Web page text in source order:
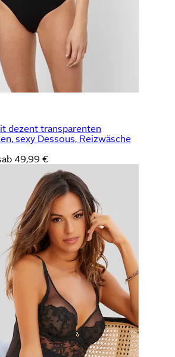
dezent transparenten
sexy Dessous, Reizwäsche
ab 49,99 €